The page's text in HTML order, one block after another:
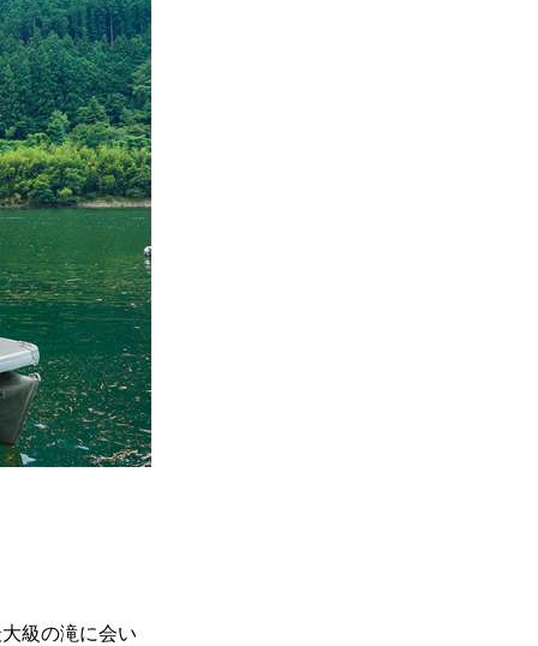
級の滝に会い